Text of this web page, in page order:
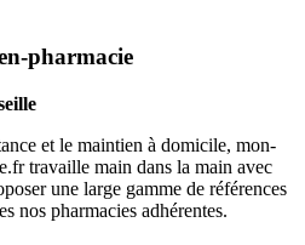
pharmacie
et le maintien à domicile, mon-
travaille main dans la main avec
une large gamme de références
nos pharmacies adhérentes.